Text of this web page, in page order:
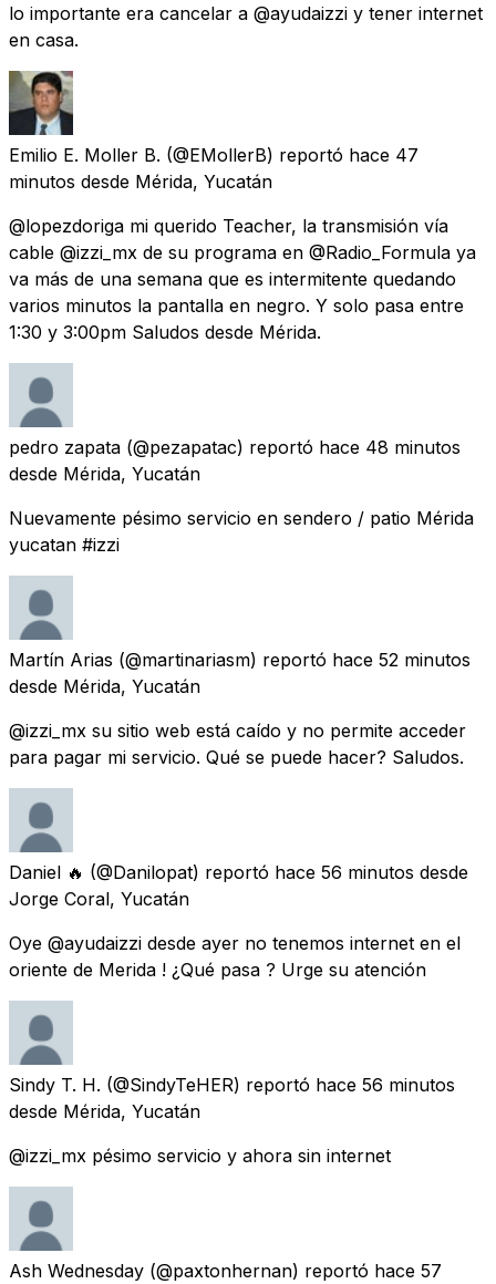
lo importante era cancelar a @ayudaizzi y tener internet
en casa.
Emilio E. Moller B. (@EMollerB) reportó hace 47
minutos desde Mérida, Yucatán
@lopezdoriga mi querido Teacher, la transmisión vía
cable @izzi_mx de su programa en @Radio_Formula ya
va más de una semana que es intermitente quedando
varios minutos la pantalla en negro. Y solo pasa entre
1:30 y 3:00pm Saludos desde Mérida.
pedro zapata (@pezapatac) reportó hace 48 minutos
desde Mérida, Yucatán
Nuevamente pésimo servicio en sendero / patio Mérida
yucatan #izzi
Martín Arias (@martinariasm) reportó hace 52 minutos
desde Mérida, Yucatán
@izzi_mx su sitio web está caído y no permite acceder
para pagar mi servicio. Qué se puede hacer? Saludos.
Daniel 🔥 (@Danilopat) reportó hace 56 minutos desde
Jorge Coral, Yucatán
Oye @ayudaizzi desde ayer no tenemos internet en el
oriente de Merida ! ¿Qué pasa ? Urge su atención
Sindy T. H. (@SindyTeHER) reportó hace 56 minutos
desde Mérida, Yucatán
@izzi_mx pésimo servicio y ahora sin internet
Ash Wednesday (@paxtonhernan) reportó hace 57